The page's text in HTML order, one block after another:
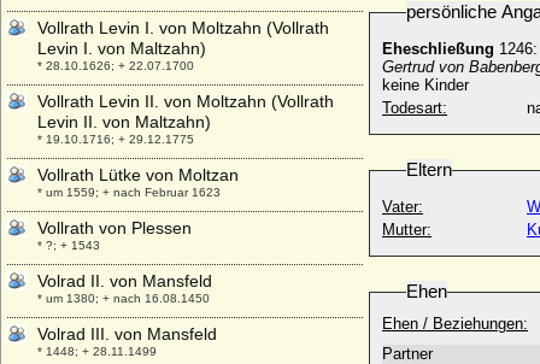
persönliche
Eheschließung 1246:
Gertrud von
keine Kinder
Todesart:
Eltern
Vater:
Mutter:
Ehen
Ehen / Beziehungen:
Partner
Vollrath Levin I. von Moltzahn (Vollrath
Levin I. von Maltzahn)
* 28.10.1626; + 22.07.1700
Vollrath Levin II. von Moltzahn (Vollrath
Levin II. von Maltzahn)
* 19.10.1716; + 29.12.1775
Vollrath Lütke von Moltzan
* um 1559; + nach Februar 1623
Vollrath von Plessen
* ?; + 1543
Volrad II. von Mansfeld
* um 1380; + nach 16.08.1450
Volrad III. von Mansfeld
* 1448; + 28.11.1499